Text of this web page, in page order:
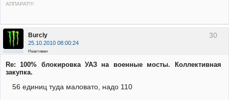
АППАРАТ!!!
30
Burcly
25.10.2010 08:00:24
Неактивен
Re: 100% блокировка УАЗ на военные мосты. Коллективная
закупка.
56 единиц туда маловато, надо 110